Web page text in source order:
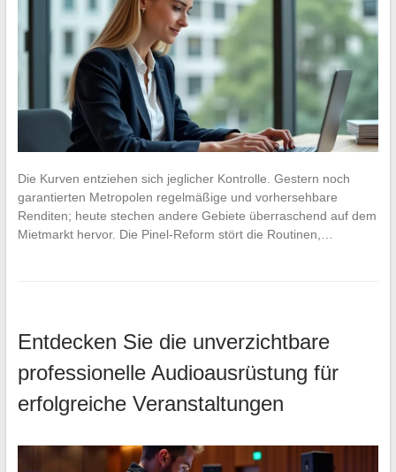
Die Kurven entziehen sich jeglicher Kontrolle. Gestern noch
garantierten Metropolen regelmäßige und vorhersehbare
Renditen; heute stechen andere Gebiete überraschend auf dem
Mietmarkt hervor. Die Pinel-Reform stört die Routinen,…
Entdecken Sie die unverzichtbare
professionelle Audioausrüstung für
erfolgreiche Veranstaltungen